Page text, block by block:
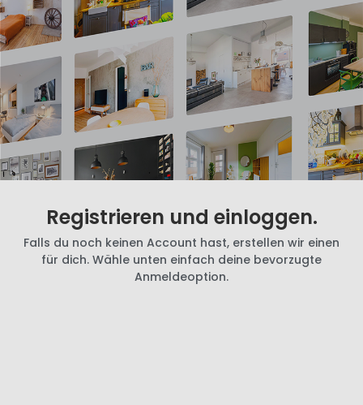
Registrieren und einloggen.
Falls du noch keinen Account hast, erstellen wir einen
für dich. Wähle unten einfach deine bevorzugte
Anmeldeoption.